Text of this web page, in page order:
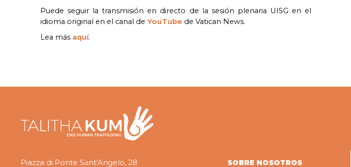
Puede seguir la transmisión en directo de la sesión plenaria UISG en el
idioma original en el canal de YouTube de Vatican News.
Lea más aquí.
Piazza di Ponte Sant'Angelo, 28 SOBRE NOSOTROS